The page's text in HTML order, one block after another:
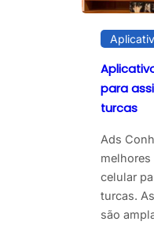
para
turcas
Ads
celular
turcas.
são